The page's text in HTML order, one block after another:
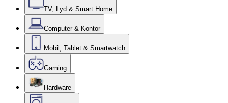
TV, Lyd & Smart Home
Computer & Kontor
Mobil, Tablet & Smartwatch
Gaming
Hardware